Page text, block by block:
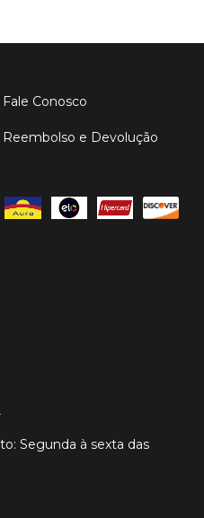
Fale Conosco
Reembolso e Devolução
Segunda à sexta das